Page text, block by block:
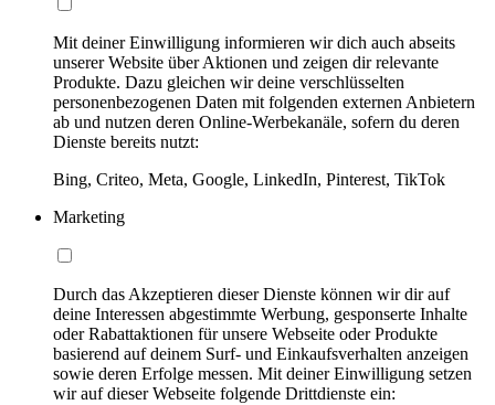
Mit deiner Einwilligung informieren wir dich auch abseits
unserer Website über Aktionen und zeigen dir relevante
Produkte. Dazu gleichen wir deine verschlüsselten
personenbezogenen Daten mit folgenden externen Anbietern
ab und nutzen deren Online-Werbekanäle, sofern du deren
Dienste bereits nutzt:
Bing, Criteo, Meta, Google, LinkedIn, Pinterest, TikTok
Marketing
Durch das Akzeptieren dieser Dienste können wir dir auf
deine Interessen abgestimmte Werbung, gesponserte Inhalte
oder Rabattaktionen für unsere Webseite oder Produkte
basierend auf deinem Surf- und Einkaufsverhalten anzeigen
sowie deren Erfolge messen. Mit deiner Einwilligung setzen
wir auf dieser Webseite folgende Drittdienste ein: